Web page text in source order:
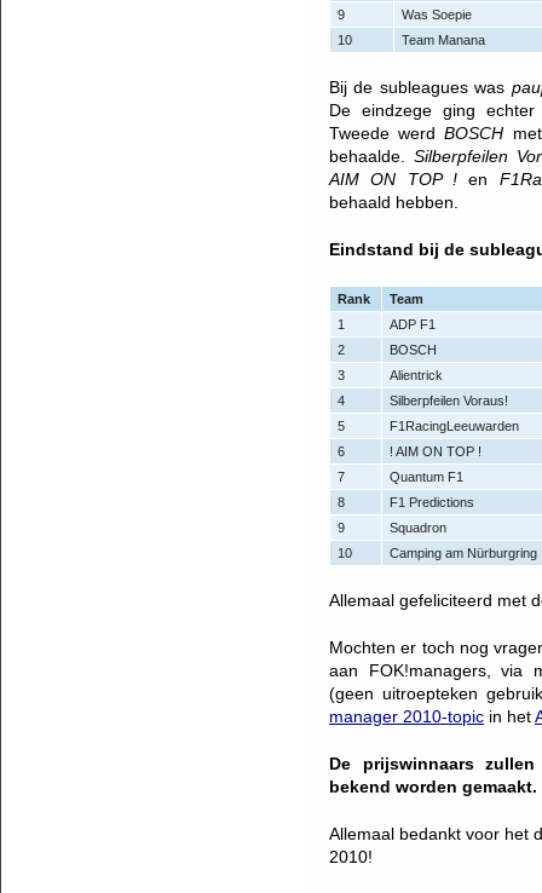
9
Was Soepie
10
Team Manana
Bij de subleagues was
De eindzege ging
Tweede werdBOSCH
behaalde. Silberpfeilen
AIM ON TOP ! en
behaald hebben.
Eindstand bij de
Rank
Team
1
ADP F1
2
BOSCH
3
Alientrick
4
Silberpfeilen Voraus!
5
F1RacingLeeuwarden
6
! AIM ON TOP !
7
Quantum F1
8
F1 Predictions
9
Squadron
10
Camping am Nürburgring
Allemaal gefeliciteerd met
Mochten er toch nog
aan FOK!managers, via
(geen uitroepteken
manager 2010-topic in het
De prijswinnaars
bekend worden gemaakt.
Allemaal bedankt voor het
2010!